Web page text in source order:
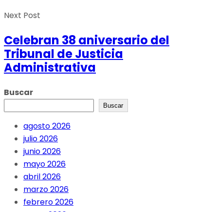
Next Post
Celebran 38 aniversario del
Tribunal de Justicia
Administrativa
Buscar
Buscar
agosto 2026
julio 2026
junio 2026
mayo 2026
abril 2026
marzo 2026
febrero 2026